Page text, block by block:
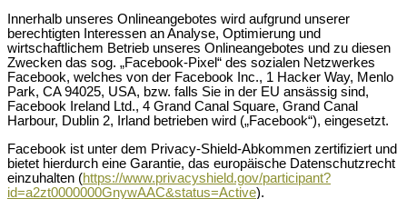
Innerhalb unseres Onlineangebotes wird aufgrund unserer
berechtigten Interessen an Analyse, Optimierung und
wirtschaftlichem Betrieb unseres Onlineangebotes und zu diesen
Zwecken das sog. „Facebook-Pixel“ des sozialen Netzwerkes
Facebook, welches von der Facebook Inc., 1 Hacker Way, Menlo
Park, CA 94025, USA, bzw. falls Sie in der EU ansässig sind,
Facebook Ireland Ltd., 4 Grand Canal Square, Grand Canal
Harbour, Dublin 2, Irland betrieben wird („Facebook“), eingesetzt.
Facebook ist unter dem Privacy-Shield-Abkommen zertifiziert und
bietet hierdurch eine Garantie, das europäische Datenschutzrecht
einzuhalten (https://www.privacyshield.gov/participant?
id=a2zt0000000GnywAAC&status=Active).